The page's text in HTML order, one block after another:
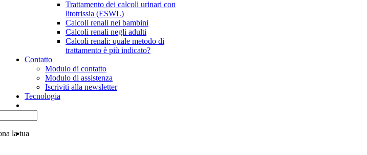
Trattamento dei calcoli urinari con
litotrissia (ESWL)
Calcoli renali nei bambini
Calcoli renali negli adulti
Calcoli renali: quale metodo di
trattamento è più indicato?
Contatto
Modulo di contatto
Modulo di assistenza
Iscriviti alla newsletter
Tecnologia
la tua